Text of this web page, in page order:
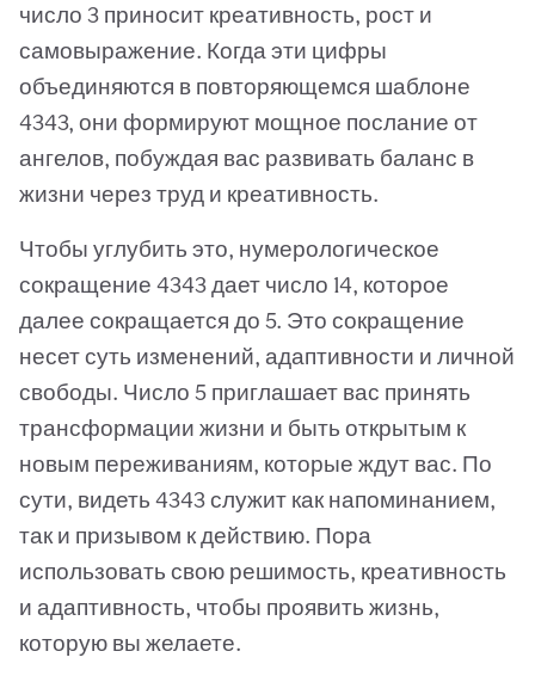
число 3 приносит креативность, рост и
самовыражение. Когда эти цифры
объединяются в повторяющемся шаблоне
4343, они формируют мощное послание от
ангелов, побуждая вас развивать баланс в
жизни через труд и креативность.
Чтобы углубить это, нумерологическое
сокращение 4343 дает число 14, которое
далее сокращается до 5. Это сокращение
несет суть изменений, адаптивности и личной
свободы. Число 5 приглашает вас принять
трансформации жизни и быть открытым к
новым переживаниям, которые ждут вас. По
сути, видеть 4343 служит как напоминанием,
так и призывом к действию. Пора
использовать свою решимость, креативность
и адаптивность, чтобы проявить жизнь,
которую вы желаете.